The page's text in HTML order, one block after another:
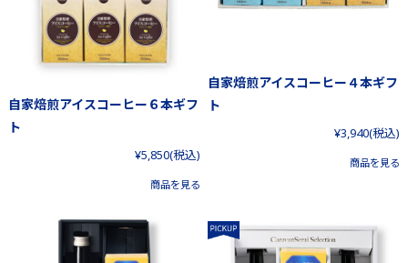
自家焙煎アイスコーヒー６本ギフ
ト
¥5,850(税込)
商品を見る
自家焙煎アイスコーヒー４本ギフ
ト
¥3,940(税込)
商品を見る